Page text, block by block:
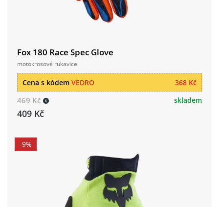
Fox 180 Race Spec Glove
motokrosové rukavice
368 Kč
Cena s kódem VEDRO
469 Kč
409 Kč
skladem
-9%